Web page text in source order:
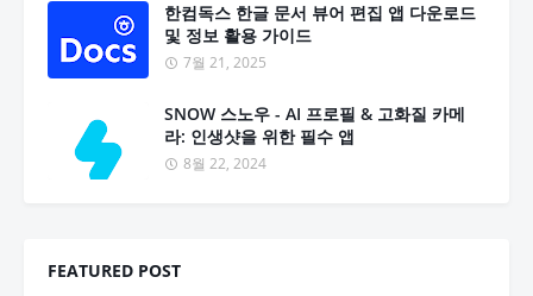
한컴독스 한글 문서 뷰어 편집 앱 다운로드
및 정보 활용 가이드
7월 21, 2025
SNOW 스노우 - AI 프로필 & 고화질 카메
라: 인생샷을 위한 필수 앱
8월 22, 2024
FEATURED POST